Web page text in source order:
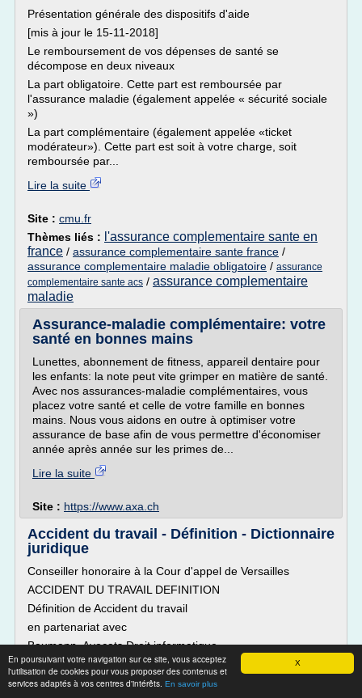
X
En poursuivant votre navigation sur ce site, vous acceptez
l'utilisation de cookies pour vous proposer des contenus et
services adaptés à vos centres d'intérêts. En savoir plus
Présentation générale des dispositifs d'aide
[mis à jour le 15-11-2018]
Le remboursement de vos dépenses de santé se
décompose en deux niveaux
La part obligatoire. Cette part est remboursée par
l'assurance maladie (également appelée « sécurité sociale
»)
La part complémentaire (également appelée «ticket
modérateur»). Cette part est soit à votre charge, soit
remboursée par...
Lire la suite
Site : cmu.fr
Thèmes liés : l'assurance complementaire sante en
france / assurance complementaire sante france /
assurance complementaire maladie obligatoire / assurance
complementaire sante acs / assurance complementaire
maladie
Assurance-maladie complémentaire: votre
santé en bonnes mains
Lunettes, abonnement de fitness, appareil dentaire pour
les enfants: la note peut vite grimper en matière de santé.
Avec nos assurances-maladie complémentaires, vous
placez votre santé et celle de votre famille en bonnes
mains. Nous vous aidons en outre à optimiser votre
assurance de base afin de vous permettre d'économiser
année après année sur les primes de...
Lire la suite
Site : https://www.axa.ch
Accident du travail - Définition - Dictionnaire
juridique
Conseiller honoraire à la Cour d'appel de Versailles
ACCIDENT DU TRAVAIL DEFINITION
Définition de Accident du travail
en partenariat avec
Baumann Avocats Droit informatique
L'accident du travail est un évènement de caractère
soudain survenu par le fait ou à l'occasion du travail à un